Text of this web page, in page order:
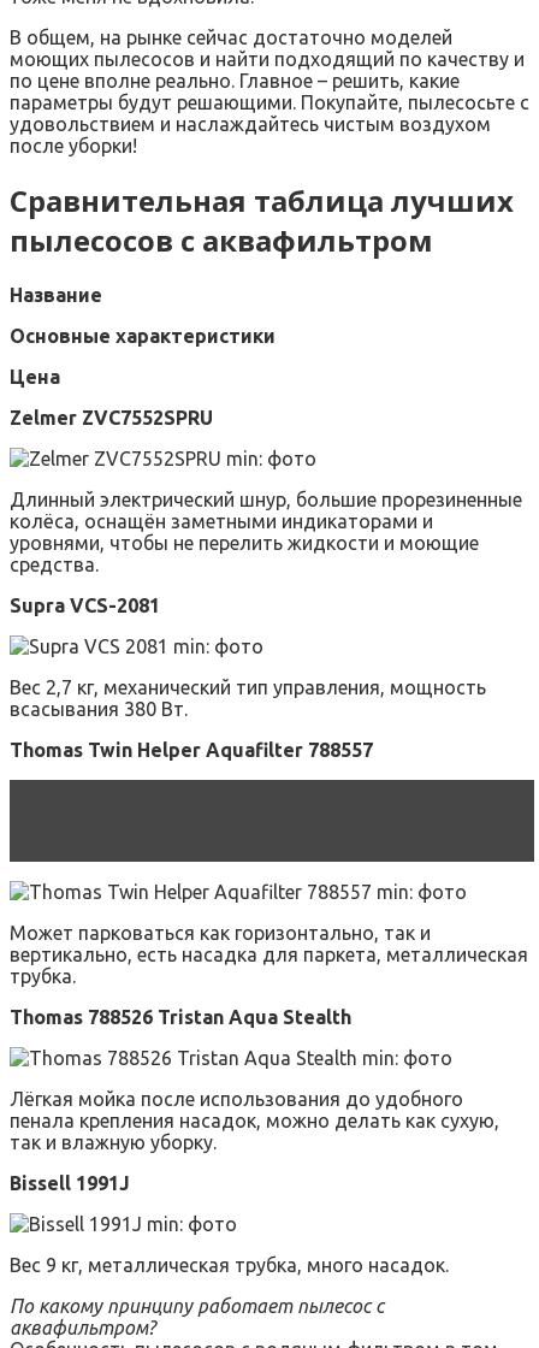
В общем, на рынке сейчас достаточно моделей
моющих пылесосов и найти подходящий по качеству и
по цене вполне реально. Главное – решить, какие
параметры будут решающими. Покупайте, пылесосьте с
удовольствием и наслаждайтесь чистым воздухом
после уборки!
Сравнительная таблица лучших
пылесосов с аквафильтром
Название
Основные характеристики
Цена
Zelmer ZVC7552SPRU
Длинный электрический шнур, большие прорезиненные
колёса, оснащён заметными индикаторами и
уровнями, чтобы не перелить жидкости и моющие
средства.
Supra VCS-2081
Вес 2,7 кг, механический тип управления, мощность
всасывания 380 Вт.
Thomas Twin Helper Aquafilter 788557
Может парковаться как горизонтально, так и
вертикально, есть насадка для паркета, металлическая
трубка.
Thomas 788526 Tristan Aqua Stealth
Лёгкая мойка после использования до удобного
пенала крепления насадок, можно делать как сухую,
так и влажную уборку.
Bissell 1991J
Вес 9 кг, металлическая трубка, много насадок.
По какому принципу работает пылесос с
аквафильтром?